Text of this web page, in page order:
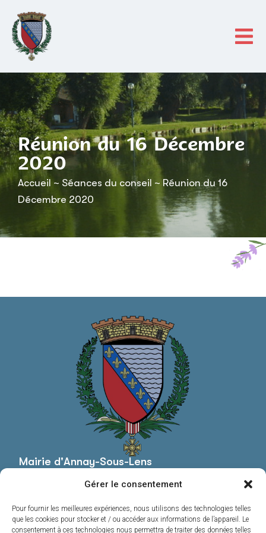
Gérer le consentement
Pour fournir les meilleures expériences, nous utilisons des technologies telles
que les cookies pour stocker et / ou accéder aux informations de l’appareil. Le
consentement à ces technologies nous permettra de traiter des données telles
principal
Réunion du 16 Décembre
2020
Accueil ~ Séances du conseil ~ Réunion du 16
Décembre 2020
Mairie d'Annay-Sous-Lens
Pl. Roger Salengro,
62880 Annay
03 21 13 44 20